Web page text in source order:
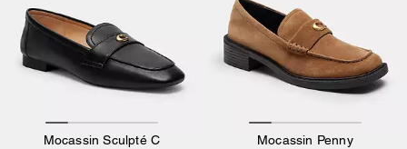
Mocassin Sculpté C Mocassin Penny